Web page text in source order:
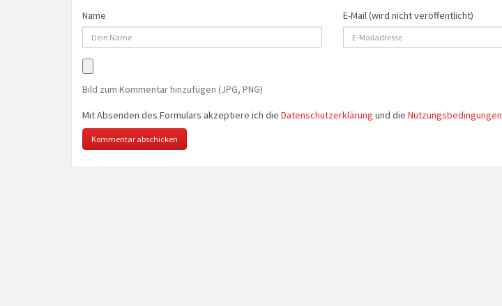
Name E-Mail (wird nicht veröffentlicht)
Bild zum Kommentar hinzufügen (JPG, PNG)
Mit Absenden des Formulars akzeptiere ich die Datenschutzerklärung und die Nutzungsbedingungen